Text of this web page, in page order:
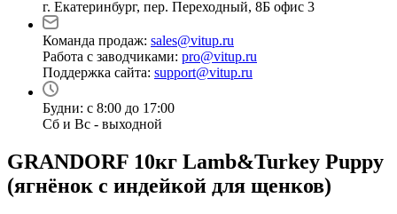
г. Екатеринбург, пер. Переходный, 8Б офис 3
Команда продаж: sales@vitup.ru
Работа с заводчиками: pro@vitup.ru
Поддержка сайта: support@vitup.ru
Будни: с 8:00 до 17:00
Сб и Вс - выходной
GRANDORF 10кг Lamb&Turkey Puppy
(ягнёнок с индейкой для щенков)